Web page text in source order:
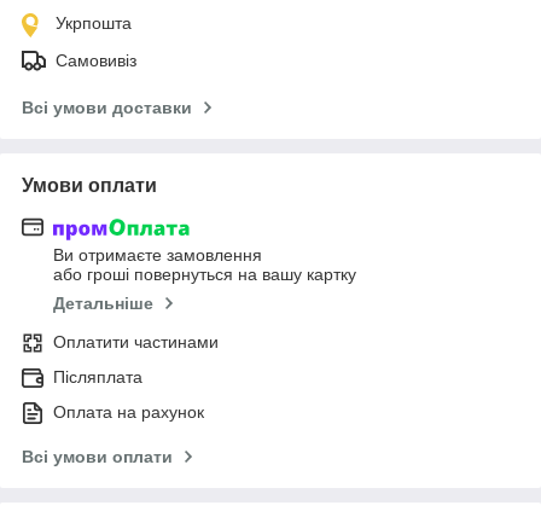
Укрпошта
Самовивіз
Всі умови доставки
Умови оплати
Ви отримаєте замовлення
або гроші повернуться на вашу картку
Детальніше
Оплатити частинами
Післяплата
Оплата на рахунок
Всі умови оплати